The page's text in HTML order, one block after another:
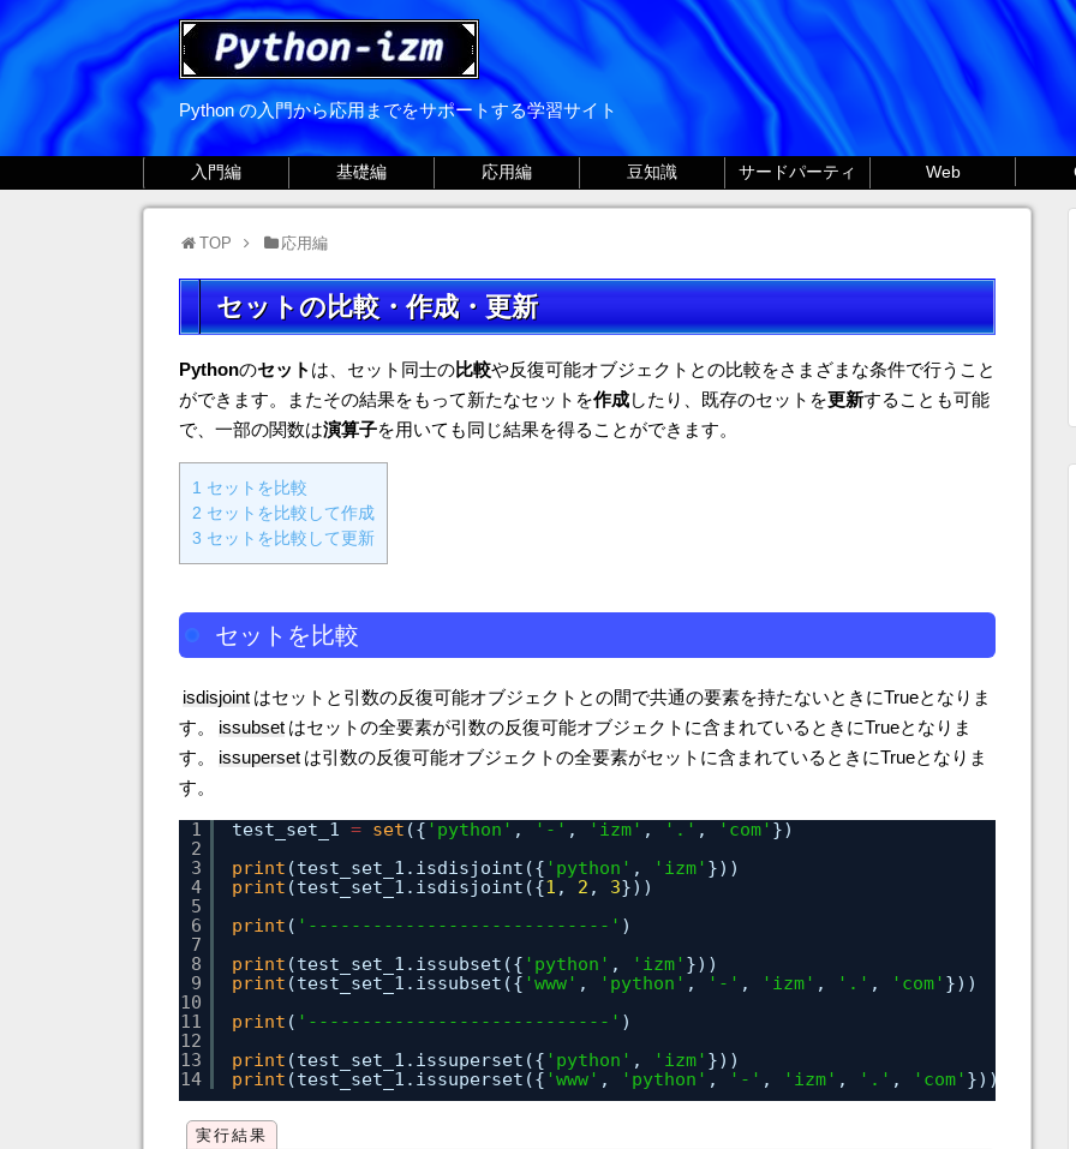
Python の入門から応用までをサポートする学習サイト
入門編 基礎編 応用編 豆知識 サードパーティ Web
TOP 応用編
セットの比較・作成・更新
Pythonのセット は、セット同士の比較や反復可能オブジェクトとの比較をさまざまな条件で行うこと
ができます。またその結果をもって新たなセットを作成したり、既存のセットを更新することも可能
で、一部の関数は演算子を用いても同じ結果を得ることができます。
1 セットを比較
2 セットを比較して作成
3 セットを比較して更新
セットを比較
isdisjoint はセットと引数の反復可能オブジェクトとの間で共通の要素を持たないときにTrueとなりま
す。
issubset はセットの全要素が引数の反復可能オブジェクトに含まれているときにTrueとなりま
す。
issuperset は引数の反復可能オブジェクトの全要素がセットに含まれているときにTrueとなりま
す。
1
2
3
4
5
6
7
8
9
10
11
12
13
14
test_set_1 = set ({ 'python' , '-' , 'izm' , '.' , 'com' })
print (test_set_1.isdisjoint({ 'python' , 'izm' }))
print (test_set_1.isdisjoint({1 , 2 , 3}))
print ( '----------------------------' )
print (test_set_1.issubset({ 'python' , 'izm' }))
print (test_set_1.issubset({ 'www' , 'python' , '-' , 'izm' , '.' , 'com' }))
print ( '----------------------------' )
print (test_set_1.issuperset({ 'python' , 'izm' }))
print (test_set_1.issuperset({ 'www' , 'python' , '-' , 'izm' , '.' , 'com' }))